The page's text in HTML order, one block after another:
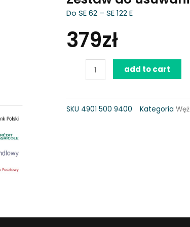
Do SE 62 – SE 122 E
379zł
usuwania
płynów
add to cart
SKU 4901 500 9400 Kategoria